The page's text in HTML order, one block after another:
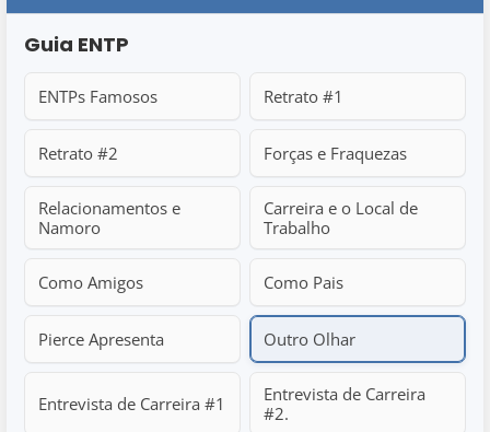
Guia ENTP
ENTPs Famosos Retrato #1
Retrato #2 Forças e Fraquezas
Relacionamentos e
Namoro
Carreira e o Local de
Trabalho
Como Amigos Como Pais
Pierce Apresenta Outro Olhar
Entrevista de Carreira #1
Entrevista de Carreira
#2.